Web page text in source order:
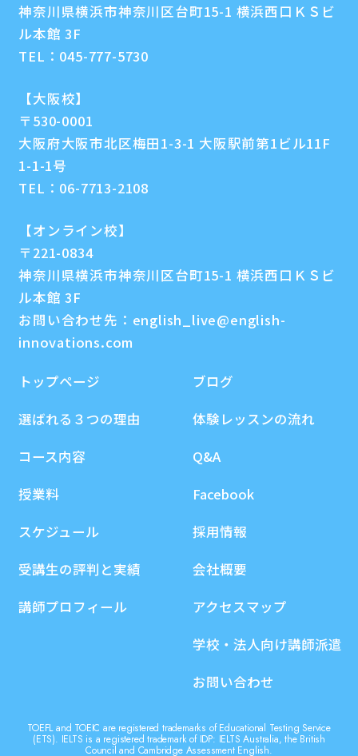
神奈川県横浜市神奈川区台町15-1 横浜西口ＫＳビ
ル本館 3F
TEL： 045-777-5730
【大阪校】
〒530-0001
大阪府大阪市北区梅田1-3-1 大阪駅前第1ビル11F
1-1-1号
TEL： 06-7713-2108
【オンライン校】
〒221-0834
神奈川県横浜市神奈川区台町15-1 横浜西口ＫＳビ
ル本館 3F
お問い合わせ先： english_live@english-
innovations.com
トップページ
選ばれる３つの理由
コース内容
授業料
スケジュール
受講生の評判と実績
講師プロフィール
ブログ
体験レッスンの流れ
Q&A
Facebook
採用情報
会社概要
アクセスマップ
学校・法人向け講師派遣
お問い合わせ
TOEFL and TOEIC are registered trademarks of Educational Testing Service
(ETS). IELTS is a registered trademark of IDP: IELTS Australia, the British
Council and Cambridge Assessment English.